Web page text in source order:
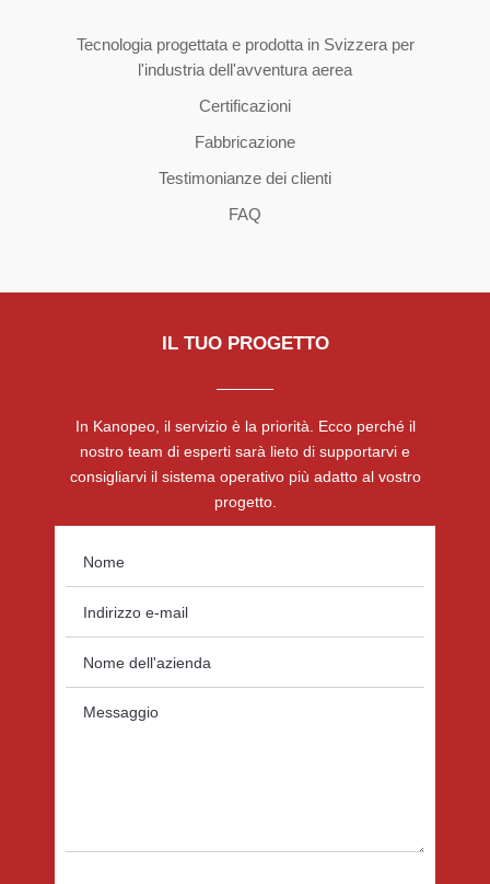
Tecnologia progettata e prodotta in Svizzera per
l'industria dell'avventura aerea
Certificazioni
Fabbricazione
Testimonianze dei clienti
FAQ
IL TUO PROGETTO
In Kanopeo, il servizio è la priorità. Ecco perché il
nostro team di esperti sarà lieto di supportarvi e
consigliarvi il sistema operativo più adatto al vostro
progetto.